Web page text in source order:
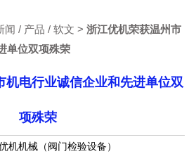
闻 / 产品 / 软文 >浙江优机荣获温州市
单位双项殊荣
机电行业诚信企业和先进单位双
项殊荣
机机械（阀门检验设备）